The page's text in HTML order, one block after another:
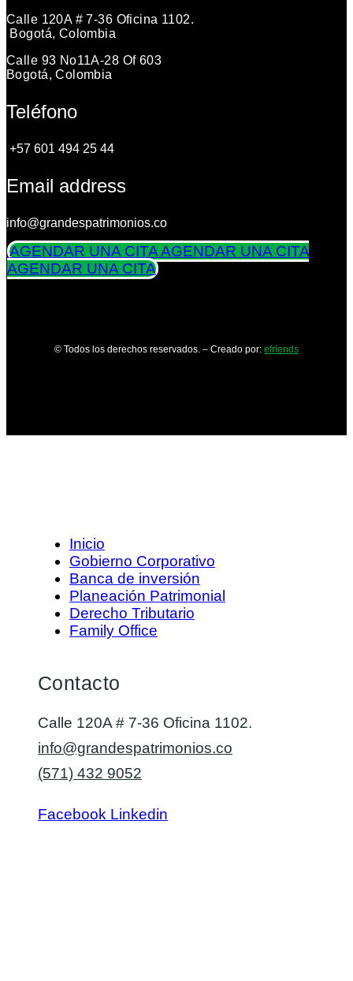
Calle 120A # 7-36 Oficina 1102.
Bogotá, Colombia
Calle 93 No11A-28 Of 603
Bogotá, Colombia
Teléfono
+57 601 494 25 44
Email address
info@grandespatrimonios.co
AGENDAR UNA CITAAGENDAR UNA CITA
AGENDAR UNA CITA
© Todos los derechos reservados. – Creado por: efriends
Inicio
Gobierno Corporativo
Banca de inversión
Planeación Patrimonial
Derecho Tributario
Family Office
Contacto
Calle 120A # 7-36 Oficina 1102.
info@grandespatrimonios.co
(571) 432 9052
Facebook Linkedin